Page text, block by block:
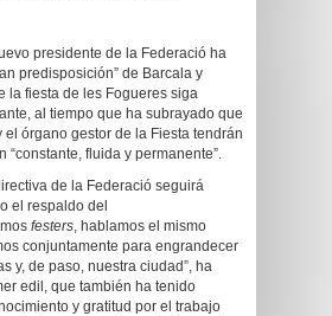
presidente de la Federació ha
predisposición” de Barcala y
la fiesta de les Fogueres siga
al tiempo que ha subrayado que
el órgano gestor de la Fiesta tendrán
“constante, fluida y permanente”.
de la Federació seguirá
el respaldo del
festers, hablamos el mismo
conjuntamente para engrandecer
y, de paso, nuestra ciudad”, ha
edil, que también ha tenido
y gratitud por el trabajo